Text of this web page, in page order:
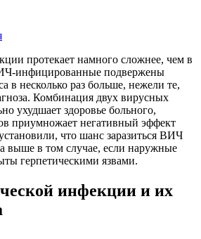
протекает намного сложнее, чем в
инфицированные подвержены
в несколько раз больше, нежели те,
Комбинация двух вирусных
ухудшает здоровье больного,
приумножает негативный эффект
что шанс заразиться ВИЧ
выше в том случае, если наружные
герпетическими язвами.
инфекции и их